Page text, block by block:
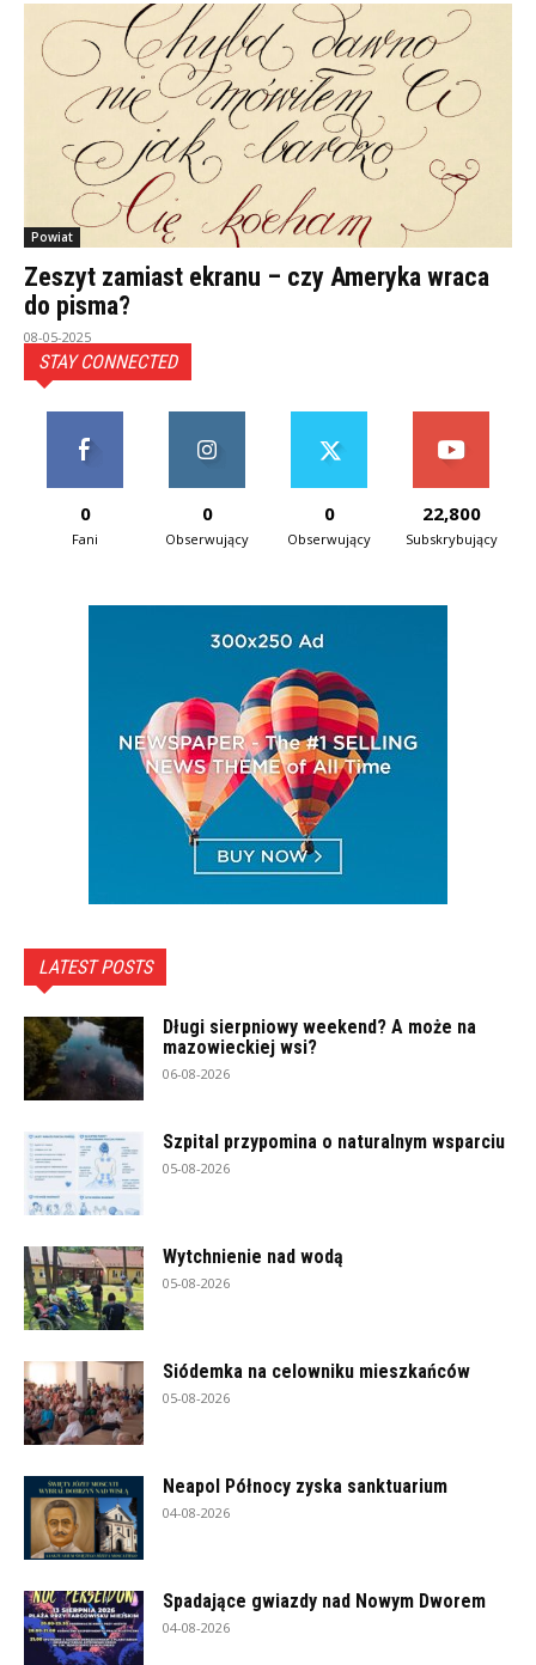
Powiat
Zeszyt zamiast ekranu – czy Ameryka wraca
do pisma?
08-05-2025
STAY CONNECTED
0
Fani
0
Obserwujący
0
Obserwujący
22,800
Subskrybujący
LATEST POSTS
Długi sierpniowy weekend? A może na
mazowieckiej wsi?
06-08-2026
Szpital przypomina o naturalnym wsparciu
05-08-2026
Wytchnienie nad wodą
05-08-2026
Siódemka na celowniku mieszkańców
05-08-2026
Neapol Północy zyska sanktuarium
04-08-2026
Spadające gwiazdy nad Nowym Dworem
04-08-2026